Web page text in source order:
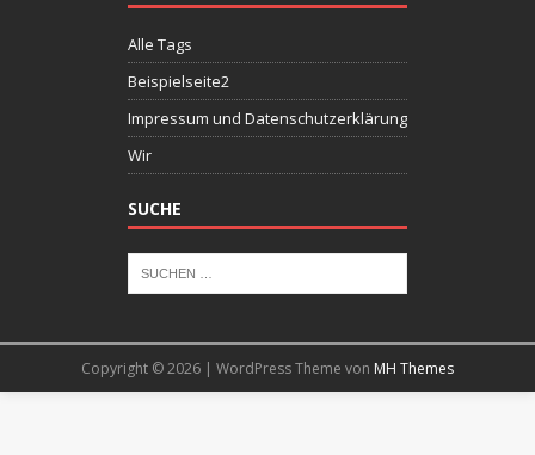
Alle Tags
Beispielseite2
Impressum und Datenschutzerklärung
Wir
SUCHE
Copyright © 2026 | WordPress Theme von MH Themes